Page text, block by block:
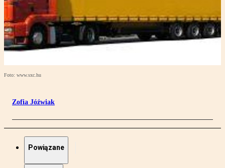
Foto: www.sxc.hu
Zofia Jóźwiak
Powiązane